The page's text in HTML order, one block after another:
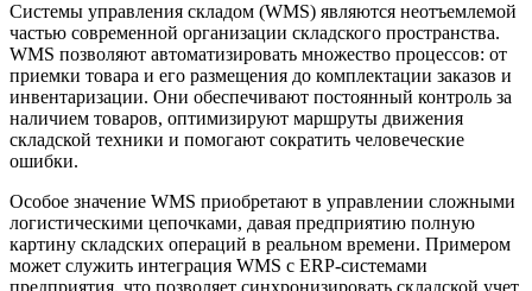
Системы управления складом (WMS) являются неотъемлемой
частью современной организации складского пространства.
WMS позволяют автоматизировать множество процессов: от
приемки товара и его размещения до комплектации заказов и
инвентаризации. Они обеспечивают постоянный контроль за
наличием товаров, оптимизируют маршруты движения
складской техники и помогают сократить человеческие
ошибки.
Особое значение WMS приобретают в управлении сложными
логистическими цепочками, давая предприятию полную
картину складских операций в реальном времени. Примером
может служить интеграция WMS с ERP-системами